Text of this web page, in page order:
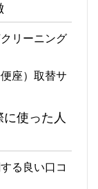
リーニング
座）取替サ
使った人
る良い口コ